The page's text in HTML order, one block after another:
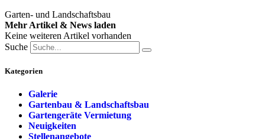
Garten- und Landschaftsbau
Mehr Artikel & News laden
Keine weiteren Artikel vorhanden
Suche
Kategorien
Galerie
Gartenbau & Landschaftsbau
Gartengeräte Vermietung
Neuigkeiten
Stellenangebote